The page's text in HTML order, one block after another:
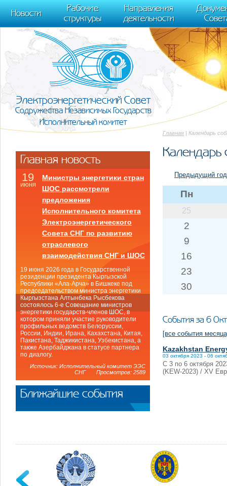
m[i].l=1*new Date(); for (var j = 0; j < document.scripts.length; j++) {if
[0],k.async=1,k.src=r,a.parentNode.insertBefore(k,a)}) (window,
trackLinks:true, accurateTrackBounce:true });
Новости
Рабочие
структуры
Направления
деятельности
Электроэнергетический Совет
Содружества Независимых Государств
Исполнительный комитет
Главная | Календарь
Календарь
Предыдущий год
Пн
25
2
9
16
23
30
События за 6
[все события
Kazakhstan
03 октября 2023 - 06
С 3 по 6 октября
(KEW-2023) / XV
Главная новость
19
июня
Министры энергетики стран
ШОС рассмотрели
предложения
Исполнительного комитета
Электроэнергетического
Совета СНГ по развитию
отраслевого
взаимодействия СНГ и ШОС
19 июня 2026 года в Государственной
резиденции президента Кыргызской
Республики «Ала-Арча» в Бишкеке под
председательством министра энергетики
Кыргызстана Алтынбека Рысбекова
состоялось 6-е Совещание министров
энергетики государств-членов ШОС, в
котором приняли участие руководители
профильных ведомств Белоруссии,
России, Индии, Ирана, Кахахстана, Китая,
Пакистана, Таджикистана, Узбекистана, а
также Азербайджана в статусе партнера
по диалогу.
Источник: Исполнительный комитет ЭЭС
СНГ Просмотров: 2589
Ближайшие события